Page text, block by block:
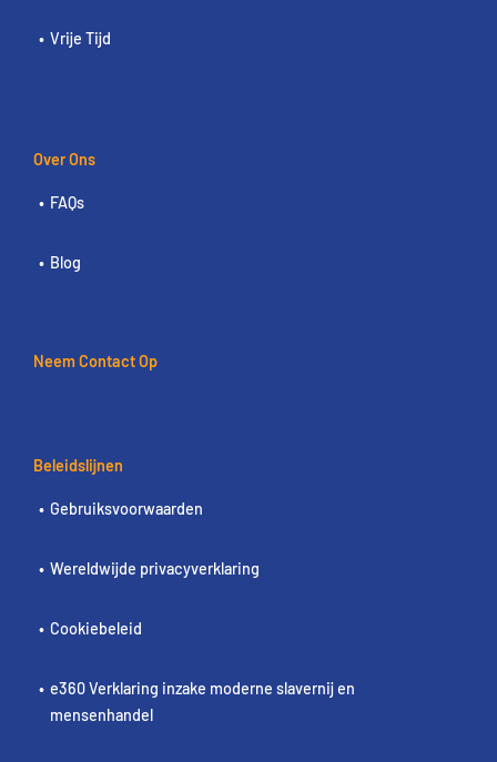
Vrije Tijd
Over Ons
FAQs
Blog
Neem Contact Op
Beleidslijnen
Gebruiksvoorwaarden
Wereldwijde privacyverklaring
Cookiebeleid
e360 Verklaring inzake moderne slavernij en
mensenhandel